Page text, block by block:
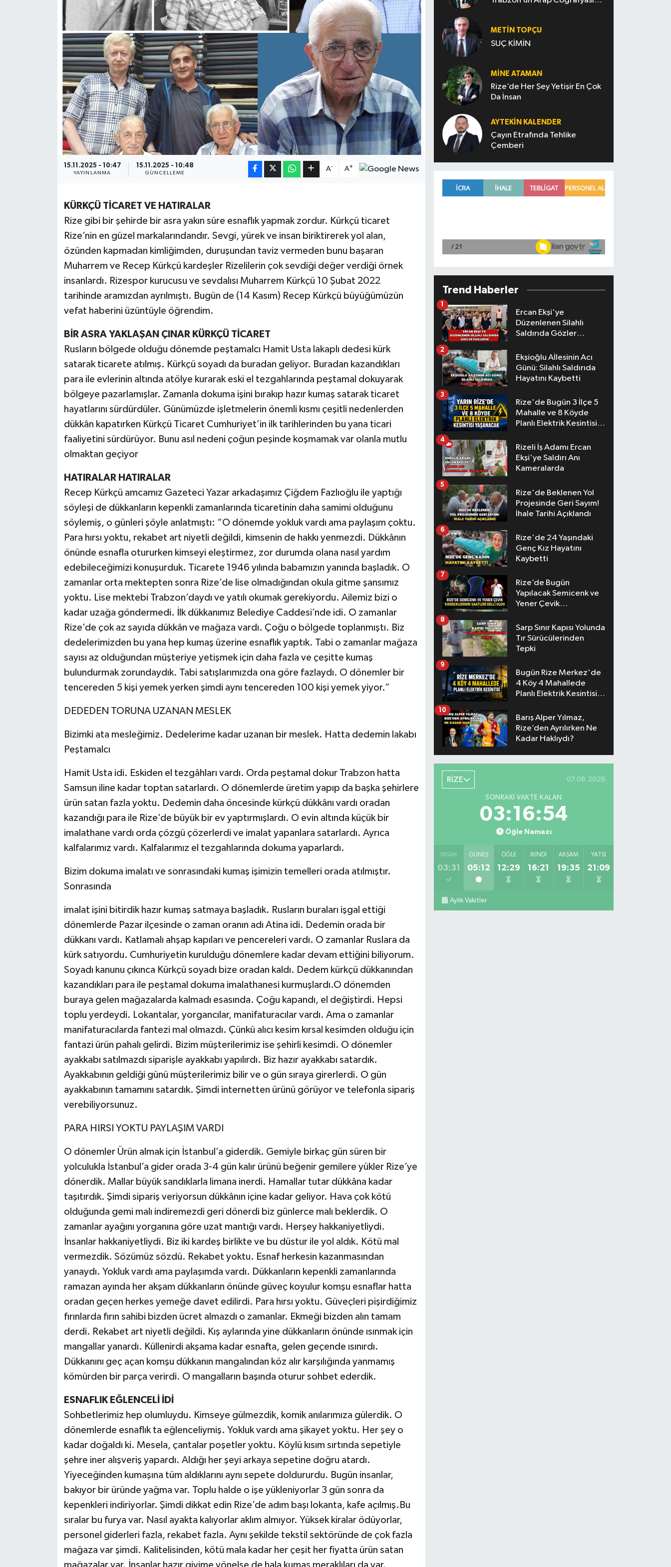
15.11.2025 - 10:47
YAYINLANMA
15.11.2025 - 10:48
GÜNCELLEME
A- A+
KÜRKÇÜ TİCARET VE HATIRALAR
Rize gibi bir şehirde bir asra yakın süre esnaflık yapmak zordur. Kürkçü ticaret
Rize’nin en güzel markalarındandır. Sevgi, yürek ve insan biriktirerek yol alan,
özünden kapmadan kimliğimden, duruşundan taviz vermeden bunu başaran
Muharrem ve Recep Kürkçü kardeşler Rizelilerin çok sevdiği değer verdiği örnek
insanlardı. Rizespor kurucusu ve sevdalısı Muharrem Kürkçü 10 Şubat 2022
tarihinde aramızdan ayrılmıştı. Bugün de (14 Kasım) Recep Kürkçü büyüğümüzün
vefat haberini üzüntüyle öğrendim.
BİR ASRA YAKLAŞAN ÇINAR KÜRKÇÜ TİCARET
Rusların bölgede olduğu dönemde peştamalcı Hamit Usta lakaplı dedesi kürk
satarak ticarete atılmış. Kürkçü soyadı da buradan geliyor. Buradan kazandıkları
para ile evlerinin altında atölye kurarak eski el tezgahlarında peştamal dokuyarak
bölgeye pazarlamışlar. Zamanla dokuma işini bırakıp hazır kumaş satarak ticaret
hayatlarını sürdürdüler. Günümüzde işletmelerin önemli kısmı çeşitli nedenlerden
dükkân kapatırken Kürkçü Ticaret Cumhuriyet’in ilk tarihlerinden bu yana ticari
faaliyetini sürdürüyor. Bunu asıl nedeni çoğun peşinde koşmamak var olanla mutlu
olmaktan geçiyor
HATIRALAR HATIRALAR
Recep Kürkçü amcamız Gazeteci Yazar arkadaşımız Çiğdem Fazlıoğlu ile yaptığı
söyleşi de dükkanların kepenkli zamanlarında ticaretinin daha samimi olduğunu
söylemiş, o günleri şöyle anlatmıştı: “O dönemde yokluk vardı ama paylaşım çoktu.
Para hırsı yoktu, rekabet art niyetli değildi, kimsenin de hakkı yenmezdi. Dükkânın
önünde esnafla otururken kimseyi eleştirmez, zor durumda olana nasıl yardım
edebileceğimizi konuşurduk. Ticarete 1946 yılında babamızın yanında başladık. O
zamanlar orta mektepten sonra Rize’de lise olmadığından okula gitme şansımız
yoktu. Lise mektebi Trabzon’daydı ve yatılı okumak gerekiyordu. Ailemiz bizi o
kadar uzağa göndermedi. İlk dükkanımız Belediye Caddesi’nde idi. O zamanlar
Rize’de çok az sayıda dükkân ve mağaza vardı. Çoğu o bölgede toplanmıştı. Biz
dedelerimizden bu yana hep kumaş üzerine esnaflık yaptık. Tabi o zamanlar mağaza
sayısı az olduğundan müşteriye yetişmek için daha fazla ve çeşitte kumaş
bulundurmak zorundaydık. Tabi satışlarımızda ona göre fazlaydı. O dönemler bir
tencereden 5 kişi yemek yerken şimdi aynı tencereden 100 kişi yemek yiyor.”
DEDEDEN TORUNA UZANAN MESLEK
Bizimki ata mesleğimiz. Dedelerime kadar uzanan bir meslek. Hatta dedemin lakabı
Peştamalcı
Hamit Usta idi. Eskiden el tezgâhları vardı. Orda peştamal dokur Trabzon hatta
Samsun iline kadar toptan satarlardı. O dönemlerde üretim yapıp da başka şehirlere
ürün satan fazla yoktu. Dedemin daha öncesinde kürkçü dükkânı vardı oradan
kazandığı para ile Rize’de büyük bir ev yaptırmışlardı. O evin altında küçük bir
imalathane vardı orda çözgü çözerlerdi ve imalat yapanlara satarlardı. Ayrıca
kalfalarımız vardı. Kalfalarımız el tezgahlarında dokuma yaparlardı.
Bizim dokuma imalatı ve sonrasındaki kumaş işimizin temelleri orada atılmıştır.
Sonrasında
imalat işini bitirdik hazır kumaş satmaya başladık. Rusların buraları işgal ettiği
dönemlerde Pazar ilçesinde o zaman oranın adı Atina idi. Dedemin orada bir
dükkanı vardı. Katlamalı ahşap kapıları ve pencereleri vardı. O zamanlar Ruslara da
kürk satıyordu. Cumhuriyetin kurulduğu dönemlere kadar devam ettiğini biliyorum.
Soyadı kanunu çıkınca Kürkçü soyadı bize oradan kaldı. Dedem kürkçü dükkanından
kazandıkları para ile peştamal dokuma imalathanesi kurmuşlardı.O dönemden
buraya gelen mağazalarda kalmadı esasında. Çoğu kapandı, el değiştirdi. Hepsi
toplu yerdeydi. Lokantalar, yorgancılar, manifaturacılar vardı. Ama o zamanlar
manifaturacılarda fantezi mal olmazdı. Çünkü alıcı kesim kırsal kesimden olduğu için
fantazi ürün pahalı gelirdi. Bizim müşterilerimiz ise şehirli kesimdi. O dönemler
ayakkabı satılmazdı siparişle ayakkabı yapılırdı. Biz hazır ayakkabı satardık.
Ayakkabının geldiği günü müşterilerimiz bilir ve o gün sıraya girerlerdi. O gün
ayakkabının tamamını satardık. Şimdi internetten ürünü görüyor ve telefonla sipariş
verebiliyorsunuz.
PARA HIRSI YOKTU PAYLAŞIM VARDI
O dönemler Ürün almak için İstanbul’a giderdik. Gemiyle birkaç gün süren bir
yolculukla İstanbul’a gider orada 3-4 gün kalır ürünü beğenir gemilere yükler Rize’ye
dönerdik. Mallar büyük sandıklarla limana inerdi. Hamallar tutar dükkâna kadar
taşıtırdık. Şimdi sipariş veriyorsun dükkânın içine kadar geliyor. Hava çok kötü
olduğunda gemi malı indiremezdi geri dönerdi biz günlerce malı beklerdik. O
zamanlar ayağını yorganına göre uzat mantığı vardı. Herşey hakkaniyetliydi.
İnsanlar hakkaniyetliydi. Biz iki kardeş birlikte ve bu düstur ile yol aldık. Kötü mal
vermezdik. Sözümüz sözdü. Rekabet yoktu. Esnaf herkesin kazanmasından
yanaydı. Yokluk vardı ama paylaşımda vardı. Dükkanların kepenkli zamanlarında
ramazan ayında her akşam dükkanların önünde güveç koyulur komşu esnaflar hatta
oradan geçen herkes yemeğe davet edilirdi. Para hırsı yoktu. Güveçleri pişirdiğimiz
fırınlarda fırın sahibi bizden ücret almazdı o zamanlar. Ekmeği bizden alın tamam
derdi. Rekabet art niyetli değildi. Kış aylarında yine dükkanların önünde ısınmak için
mangallar yanardı. Küllenirdi akşama kadar esnafta, gelen geçende ısınırdı.
Dükkanını geç açan komşu dükkanın mangalından köz alır karşılığında yanmamış
kömürden bir parça verirdi. O mangalların başında oturur sohbet ederdik.
ESNAFLIK EĞLENCELİ İDİ
Sohbetlerimiz hep olumluydu. Kimseye gülmezdik, komik anılarımıza gülerdik. O
dönemlerde esnaflık ta eğlenceliymiş. Yokluk vardı ama şikayet yoktu. Her şey o
kadar doğaldı ki. Mesela, çantalar poşetler yoktu. Köylü kısım sırtında sepetiyle
şehre iner alışveriş yapardı. Aldığı her şeyi arkaya sepetine doğru atardı.
Yiyeceğinden kumaşına tüm aldıklarını aynı sepete doldururdu. Bugün insanlar,
bakıyor bir üründe yağma var. Toplu halde o işe yükleniyorlar 3 gün sonra da
kepenkleri indiriyorlar. Şimdi dikkat edin Rize’de adım başı lokanta, kafe açılmış.Bu
sıralar bu furya var. Nasıl ayakta kalıyorlar aklım almıyor. Yüksek kiralar ödüyorlar,
personel giderleri fazla, rekabet fazla. Aynı şekilde tekstil sektöründe de çok fazla
mağaza var şimdi. Kalitelisinden, kötü mala kadar her çeşit her fiyatta ürün satan
mağazalar var. İnsanlar hazır giyime yönelse de hala kumaş meraklıları da var.
METIN TOPÇU
SUÇ KİMİN
MINE ATAMAN
Rize’de Her Şey Yetişir En Çok
Da İnsan
AYTEKIN KALENDER
Çayın Etrafında Tehlike
Çemberi
Trend Haberler
Ercan Ekşi'ye
Düzenlenen Silahlı
Saldırıda Gözler
1
Ekşioğlu Aİlesinin Acı
Günü: Silahlı Saldırıda
Hayatını Kaybetti
2
Rize'de Bugün 3 İlçe 5
Mahalle ve 8 Köyde
Planlı Elektrik Kesintisi
3
Rizeli İş Adamı Ercan
Ekşi'ye Saldırı Anı
Kameralarda
4
Rize'de Beklenen Yol
Projesinde Geri Sayım!
İhale Tarihi Açıklandı
5
Rize'de 24 Yaşındaki
Genç Kız Hayatını
Kaybetti
6
Rize’de Bugün
Yapılacak Semicenk ve
Yener Çevik
Belli Oldu
7
Sarp Sınır Kapısı Yolunda
Tır Sürücülerinden
Tepki
8
Bugün Rize Merkez'de
4 Köy 4 Mahallede
Planlı Elektrik Kesintisi
9
Barış Alper Yılmaz,
Rize’den Ayrılırken Ne
Kadar Haklıydı?
10
RİZE 07.08.2026
SONRAKI VAKTE KALAN
03:16:53
Öğle Namazı
İMSAK
03:31
GÜNEŞ
05:12
ÖĞLE
12:29
İKINDI
16:21
AKŞAM
19:35
YATSI
21:09
Aylık Vakitler